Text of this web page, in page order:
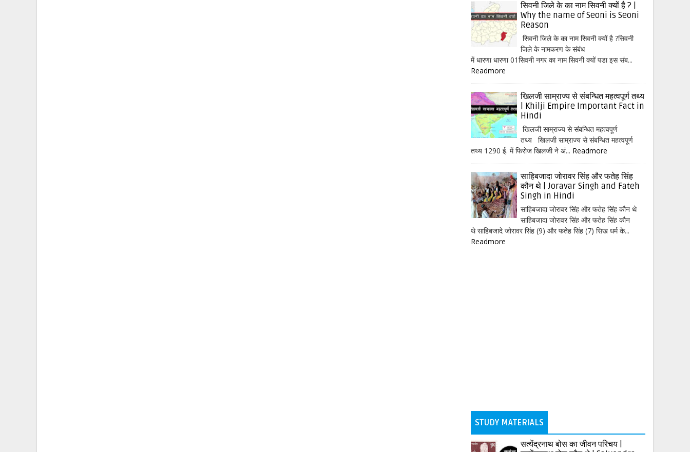
सिवनी जिले के का नाम सिवनी क्यों है ? |
Why the name of Seoni is Seoni
Reason
सिवनी जिले के का नाम सिवनी क्यों है ?सिवनी
जिले के नामकरण के संबंध
में धारणा धारणा 01सिवनी नगर का नाम सिवनी क्यों पडा इस संब...
Readmore
खिलजी साम्राज्य से संबन्धित महत्वपूर्ण तथ्य
| Khilji Empire Important Fact in
Hindi
खिलजी साम्राज्य से संबन्धित महत्वपूर्ण
तथ्य खिलजी साम्राज्य से संबन्धित महत्वपूर्ण
तथ्य 1290 ई. में फिरोज खिलजी ने अं... Readmore
साहिबजादा जोरावर सिंह और फतेह सिंह
कौन थे | Joravar Singh and Fateh
Singh in Hindi
साहिबजादा जोरावर सिंह और फतेह सिंह कौन थे
साहिबजादा जोरावर सिंह और फतेह सिंह कौन
थे साहिबजादे जोरावर सिंह (9) और फतेह सिंह (7) सिख धर्म के...
Readmore
STUDY MATERIALS
सत्येंद्रनाथ बोस का जीवन परिचय |